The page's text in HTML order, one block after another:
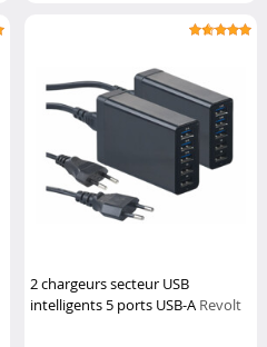
2 chargeurs secteur USB
intelligents 5 ports USB-A Revolt